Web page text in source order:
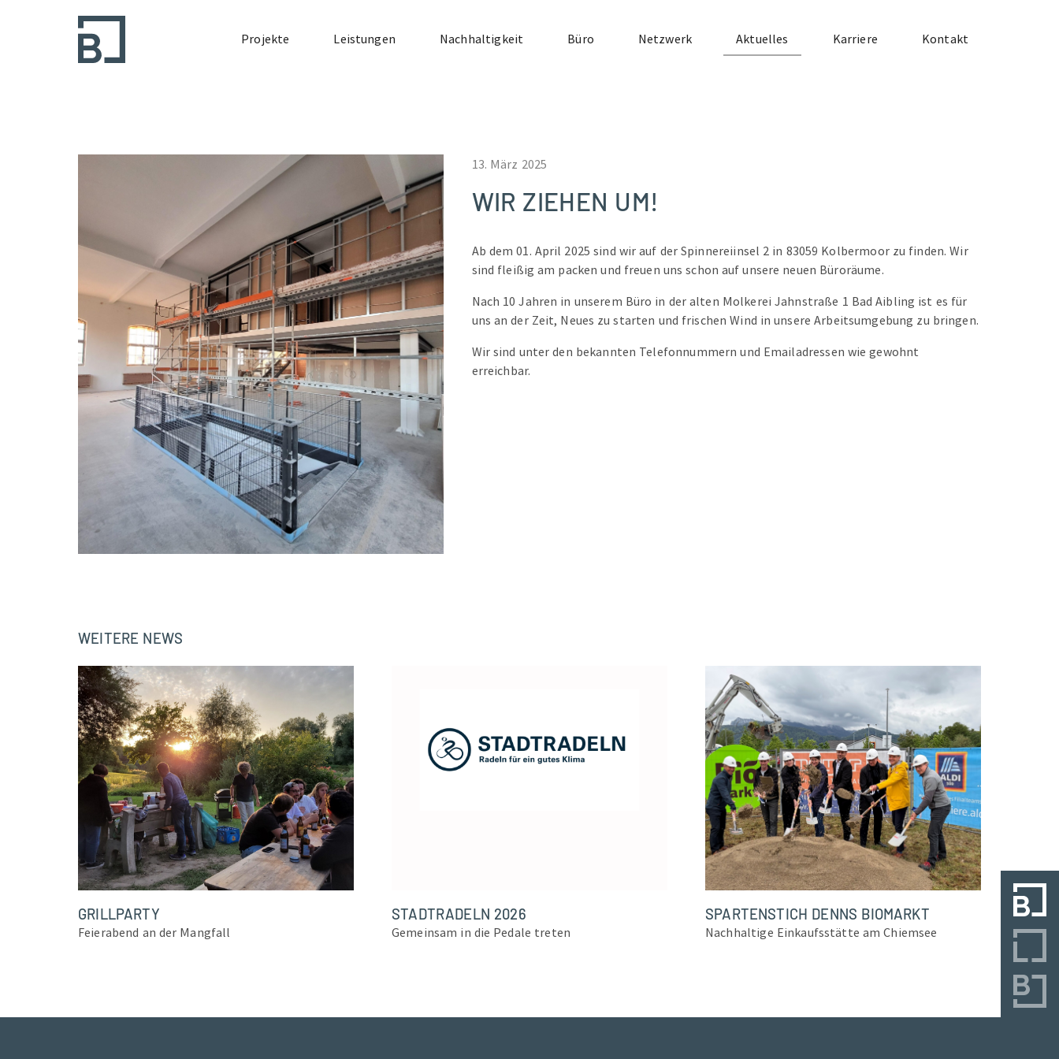
Projekte Leistungen Nachhaltigkeit Büro Netzwerk Aktuelles Karriere Kontakt
13. März 2025
WIR ZIEHEN UM!
Ab dem 01. April 2025 sind wir auf der Spinnereiinsel 2 in 83059 Kolbermoor zu finden. Wir
sind fleißig am packen und freuen uns schon auf unsere neuen Büroräume.
Nach 10 Jahren in unserem Büro in der alten Molkerei Jahnstraße 1 Bad Aibling ist es für
uns an der Zeit, Neues zu starten und frischen Wind in unsere Arbeitsumgebung zu bringen.
Wir sind unter den bekannten Telefonnummern und Emailadressen wie gewohnt
erreichbar.
WEITERE NEWS
GRILLPARTY
Feierabend an der Mangfall
STADTRADELN 2026
Gemeinsam in die Pedale treten
SPARTENSTICH DENNS BIOMARKT
Nachhaltige Einkaufsstätte am Chiemsee